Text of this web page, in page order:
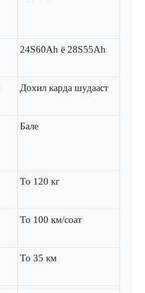
24S60Ah ё 28S55Ah
Дохил карда шудааст
Бале
То 120 кг
То 100 км/соат
То 35 км